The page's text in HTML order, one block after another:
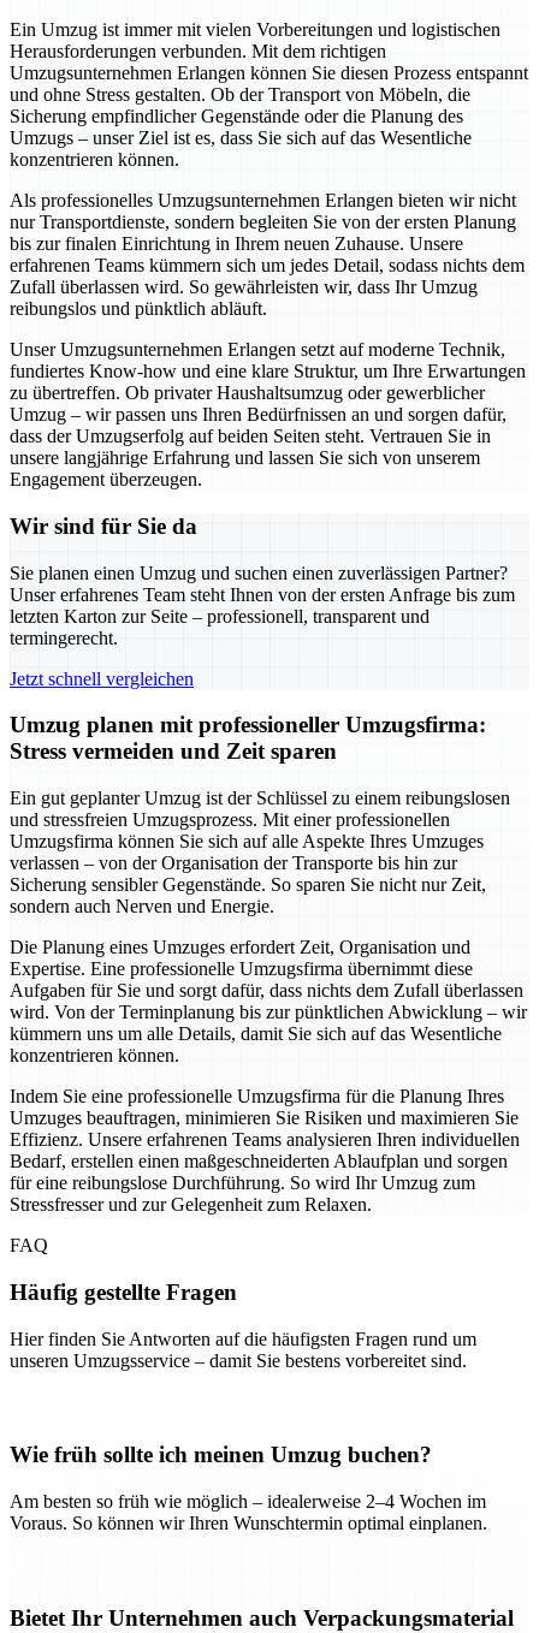
Ein Umzug ist immer mit vielen Vorbereitungen und logistischen
Herausforderungen verbunden. Mit dem richtigen
Umzugsunternehmen Erlangen können Sie diesen Prozess entspannt
und ohne Stress gestalten. Ob der Transport von Möbeln, die
Sicherung empfindlicher Gegenstände oder die Planung des
Umzugs – unser Ziel ist es, dass Sie sich auf das Wesentliche
konzentrieren können.
Als professionelles Umzugsunternehmen Erlangen bieten wir nicht
nur Transportdienste, sondern begleiten Sie von der ersten Planung
bis zur finalen Einrichtung in Ihrem neuen Zuhause. Unsere
erfahrenen Teams kümmern sich um jedes Detail, sodass nichts dem
Zufall überlassen wird. So gewährleisten wir, dass Ihr Umzug
reibungslos und pünktlich abläuft.
Unser Umzugsunternehmen Erlangen setzt auf moderne Technik,
fundiertes Know-how und eine klare Struktur, um Ihre Erwartungen
zu übertreffen. Ob privater Haushaltsumzug oder gewerblicher
Umzug – wir passen uns Ihren Bedürfnissen an und sorgen dafür,
dass der Umzugserfolg auf beiden Seiten steht. Vertrauen Sie in
unsere langjährige Erfahrung und lassen Sie sich von unserem
Engagement überzeugen.
Wir sind für Sie da
Sie planen einen Umzug und suchen einen zuverlässigen Partner?
Unser erfahrenes Team steht Ihnen von der ersten Anfrage bis zum
letzten Karton zur Seite – professionell, transparent und
termingerecht.
Jetzt schnell vergleichen
Umzug planen mit professioneller Umzugsfirma:
Stress vermeiden und Zeit sparen
Ein gut geplanter Umzug ist der Schlüssel zu einem reibungslosen
und stressfreien Umzugsprozess. Mit einer professionellen
Umzugsfirma können Sie sich auf alle Aspekte Ihres Umzuges
verlassen – von der Organisation der Transporte bis hin zur
Sicherung sensibler Gegenstände. So sparen Sie nicht nur Zeit,
sondern auch Nerven und Energie.
Die Planung eines Umzuges erfordert Zeit, Organisation und
Expertise. Eine professionelle Umzugsfirma übernimmt diese
Aufgaben für Sie und sorgt dafür, dass nichts dem Zufall überlassen
wird. Von der Terminplanung bis zur pünktlichen Abwicklung – wir
kümmern uns um alle Details, damit Sie sich auf das Wesentliche
konzentrieren können.
Indem Sie eine professionelle Umzugsfirma für die Planung Ihres
Umzuges beauftragen, minimieren Sie Risiken und maximieren Sie
Effizienz. Unsere erfahrenen Teams analysieren Ihren individuellen
Bedarf, erstellen einen maßgeschneiderten Ablaufplan und sorgen
für eine reibungslose Durchführung. So wird Ihr Umzug zum
Stressfresser und zur Gelegenheit zum Relaxen.
FAQ
Häufig gestellte Fragen
Hier finden Sie Antworten auf die häufigsten Fragen rund um
unseren Umzugsservice – damit Sie bestens vorbereitet sind.
Wie früh sollte ich meinen Umzug buchen?
Am besten so früh wie möglich – idealerweise 2–4 Wochen im
Voraus. So können wir Ihren Wunschtermin optimal einplanen.
Bietet Ihr Unternehmen auch Verpackungsmaterial